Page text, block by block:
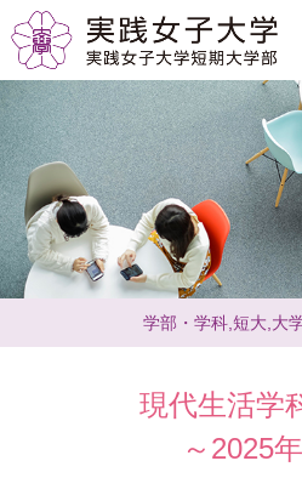
学部・学科,短大,大
現代生活学
～2025